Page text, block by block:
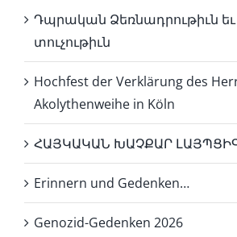
Դպրական Ձեռնադրութիւն
տուչութիւն
Hochfest der Verklärung des
Akolythenweihe in Köln
ՀԱՅԿԱԿԱՆ ԽԱՉՔԱՐ
Erinnern und Gedenken…
Genozid-Gedenken 2026